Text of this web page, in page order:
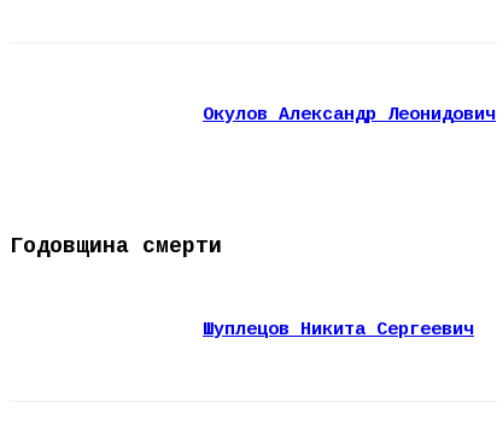
Окулов Александр Леонидович
Годовщина смерти
Шуплецов Никита Сергеевич